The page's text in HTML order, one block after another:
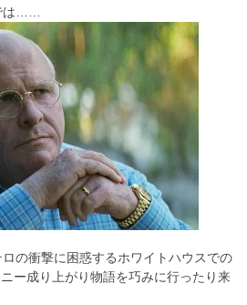
は……
の衝撃に困惑するホワイトハウスでの
ー成り上がり物語を巧みに行ったり来